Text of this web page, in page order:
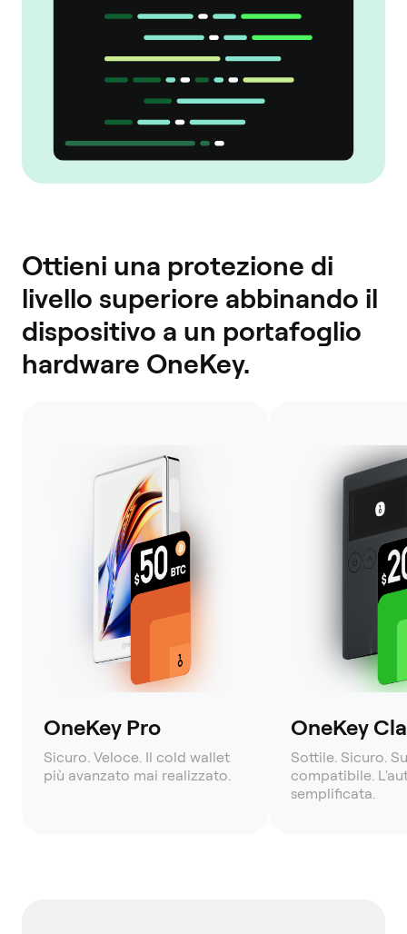
Ottieni una protezione di
livello superiore abbinando il
dispositivo a un portafoglio
hardware OneKey.
OneKey Pro
Sicuro. Veloce. Il cold wallet
più avanzato mai realizzato.
OneKey
Sottile. Sicuro.
compatibile.
semplificata.